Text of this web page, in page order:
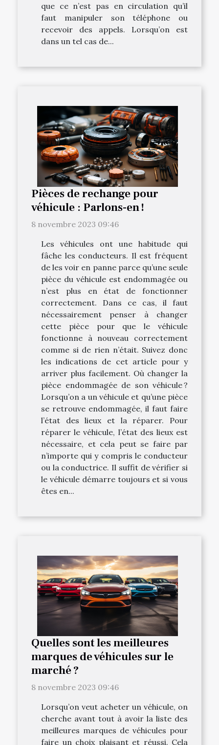
que ce n’est pas en circulation qu’il
faut manipuler son téléphone ou
recevoir des appels. Lorsqu’on est
dans un tel cas de...
Pièces de rechange pour
véhicule : Parlons-en !
8 novembre 2023 09:46
Les véhicules ont une habitude qui
fâche les conducteurs. Il est fréquent
de les voir en panne parce qu’une seule
pièce du véhicule est endommagée ou
n’est plus en état de fonctionner
correctement. Dans ce cas, il faut
nécessairement penser à changer
cette pièce pour que le véhicule
fonctionne à nouveau correctement
comme si de rien n’était. Suivez donc
les indications de cet article pour y
arriver plus facilement. Où changer la
pièce endommagée de son véhicule ?
Lorsqu’on a un véhicule et qu’une pièce
se retrouve endommagée, il faut faire
l’état des lieux et la réparer. Pour
réparer le véhicule, l’état des lieux est
nécessaire, et cela peut se faire par
n’importe qui y compris le conducteur
ou la conductrice. Il suffit de vérifier si
le véhicule démarre toujours et si vous
êtes en...
Quelles sont les meilleures
marques de véhicules sur le
marché ?
8 novembre 2023 09:46
Lorsqu’on veut acheter un véhicule, on
cherche avant tout à avoir la liste des
meilleures marques de véhicules pour
faire un choix plaisant et réussi. Cela